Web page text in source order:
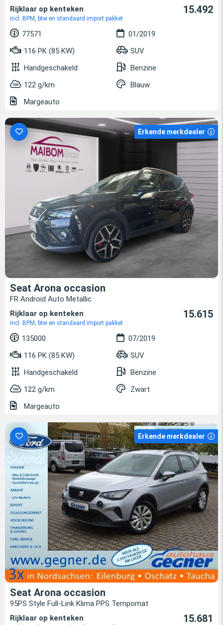
Rijklaar op kenteken
incl. BPM, btw en standaard import pakket
15.492
77571
01/2019
116 PK (85 KW)
SUV
Handgeschakeld
Benzine
122 g/km
Blauw
Margeauto
Erkende merkdealer
Seat Arona occasion
FR Android Auto Metallic
Rijklaar op kenteken
incl. BPM, btw en standaard import pakket
15.615
135000
07/2019
116 PK (85 KW)
SUV
Handgeschakeld
Benzine
122 g/km
Zwart
Margeauto
Erkende merkdealer
Seat Arona occasion
95PS Style Full-Link Klima PPS Tempomat
Rijklaar op kenteken
15.681